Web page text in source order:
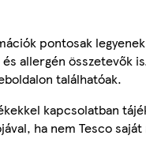
pontosak
allergén
találhatóak.
kapcsolatban
ha nem Tesco